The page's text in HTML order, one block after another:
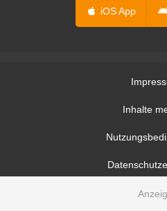
iOS App
Inhalte